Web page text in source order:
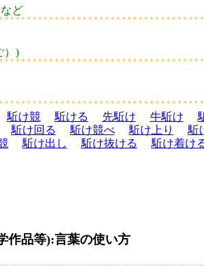
ど
）)
駈け競 駈ける 先駈け 牛駈け
駈け回る 駈け競べ 駈け上り 駈
駈け出し 駈け抜ける 駈け着け
作品等):言葉の使い方